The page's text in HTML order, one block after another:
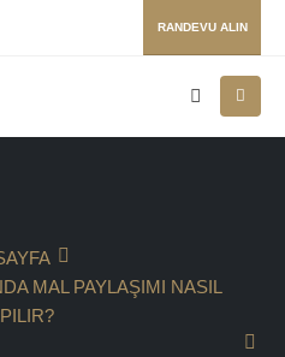
RANDEVU ALIN
MAL PAYLAŞIMI NASIL